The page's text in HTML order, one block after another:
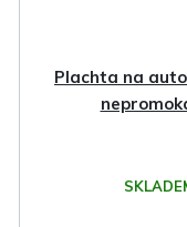
Plachta na